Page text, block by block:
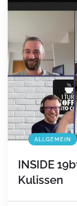
ALLGEMEIN
INSIDE
Kulissen